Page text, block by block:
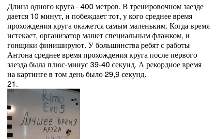
Длина одного круга - 400 метров. В тренировочном заезде
дается 10 минут, и побеждает тот, у кого среднее время
прохождения круга окажется самым маленьким. Когда время
истекает, организатор машет специальным флажком, и
гонщики финишируют. У большинства ребят с работы
Антона среднее время прохождения круга после первого
заезда была плюс-минус 39-40 секунд. А рекордное время
на картинге в том день было 29,9 секунд.
21.